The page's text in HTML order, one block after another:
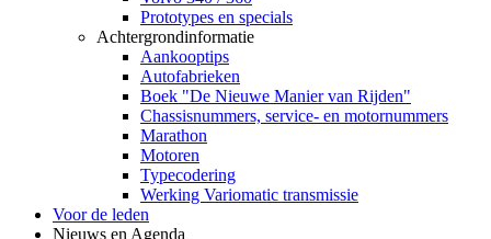
Prototypes en specials
Achtergrondinformatie
Aankooptips
Autofabrieken
Boek "De Nieuwe Manier van Rijden"
Chassisnummers, service- en motornummers
Marathon
Motoren
Typecodering
Werking Variomatic transmissie
Voor de leden
Nieuws en Agenda